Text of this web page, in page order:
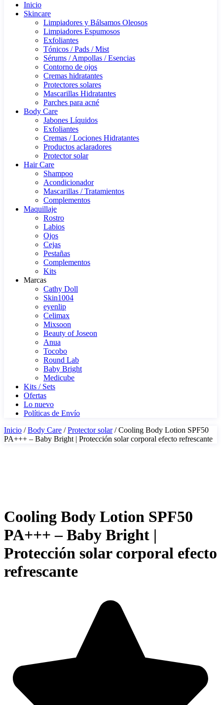
Inicio
Skincare
Limpiadores y Bálsamos Oleosos
Limpiadores Espumosos
Exfoliantes
Tónicos / Pads / Mist
Sérums / Ampollas / Esencias
Contorno de ojos
Cremas hidratantes
Protectores solares
Mascarillas Hidratantes
Parches para acné
Body Care
Jabones Líquidos
Exfoliantes
Cremas / Lociones Hidratantes
Productos aclaradores
Protector solar
Hair Care
Shampoo
Acondicionador
Mascarillas / Tratamientos
Complementos
Maquillaje
Rostro
Labios
Ojos
Cejas
Pestañas
Complementos
Kits
Marcas
Cathy Doll
Skin1004
eyenlip
Celimax
Mixsoon
Beauty of Joseon
Anua
Tocobo
Round Lab
Baby Bright
Medicube
Kits / Sets
Ofertas
Lo nuevo
Políticas de Envío
Inicio /Body Care /Protector solar/ Cooling Body Lotion SPF50
PA+++ – Baby Bright | Protección solar corporal efecto refrescante
Cooling Body Lotion SPF50
PA+++ – Baby Bright |
Protección solar corporal efecto
refrescante